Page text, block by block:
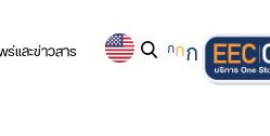
และข่าวสาร กกก